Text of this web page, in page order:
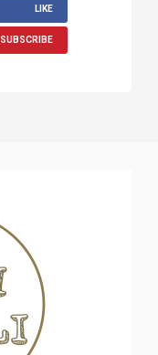
LIKE
SUBSCRIBE